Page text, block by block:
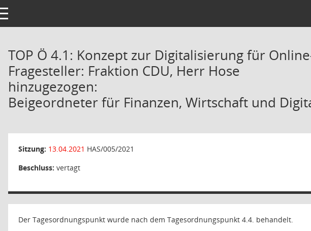
navigation
TOP Ö 4.1: Konzept zur Digitalisierung für
Fragesteller: Fraktion CDU, Herr Hose
hinzugezogen:
Beigeordneter für Finanzen, Wirtschaft und
Sitzung: 13.04.2021 HAS/005/2021
Beschluss: vertagt
Der Tagesordnungspunkt wurde nach dem Tagesordnungspunkt 4.4. behandelt.